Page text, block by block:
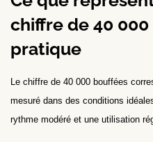
chiffre de 40
pratique
Le chiffre de 40 000 bouffées
mesuré dans des conditions
rythme modéré et une utilisation